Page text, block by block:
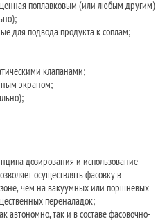
поплавковым (или любым другим)
для подвода продукта к соплам;
клапанами;
экраном;
дозирования и использование
осуществлять фасовку в
чем на вакуумных или поршневых
переналадок;
автономно, так и в составе фасовочно-